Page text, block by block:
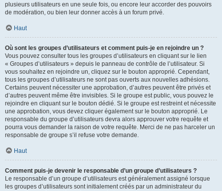
plusieurs utilisateurs en une seule fois, ou encore leur accorder des pouvoirs
de modération, ou bien leur donner accès à un forum privé.
Haut
Où sont les groupes d’utilisateurs et comment puis-je en rejoindre un ?
Vous pouvez consulter tous les groupes d’utilisateurs en cliquant sur le lien
« Groupes d’utilisateurs » depuis le panneau de contrôle de l’utilisateur. Si
vous souhaitez en rejoindre un, cliquez sur le bouton approprié. Cependant,
tous les groupes d’utilisateurs ne sont pas ouverts aux nouvelles adhésions.
Certains peuvent nécessiter une approbation, d’autres peuvent être privés et
d’autres peuvent même être invisibles. Si le groupe est public, vous pouvez le
rejoindre en cliquant sur le bouton dédié. Si le groupe est restreint et nécessite
une approbation, vous devez cliquer également sur le bouton approprié. Le
responsable du groupe d’utilisateurs devra alors approuver votre requête et
pourra vous demander la raison de votre requête. Merci de ne pas harceler un
responsable de groupe s’il refuse votre demande.
Haut
Comment puis-je devenir le responsable d’un groupe d’utilisateurs ?
Le responsable d’un groupe d’utilisateurs est généralement assigné lorsque
les groupes d’utilisateurs sont initialement créés par un administrateur du